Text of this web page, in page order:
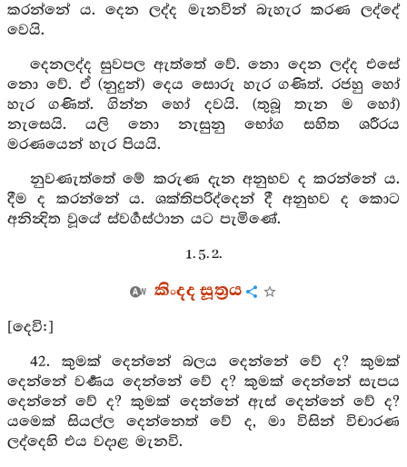
කරන්නේ ය. දෙන ලද්ද මැනවින් බැහැර කරණ ලද්දේ
වෙයි.
දෙනලද්ද සුවපල ඇත්තේ වේ. නො දෙන ලද්ද එසේ
නො වේ. ඒ (නුදුන්) දෙය සොරු හැර ගණිත්. රජහු හෝ
හැර ගණිත්. ගින්න හෝ දවයි. (තුබූ තැන ම හෝ)
නැසෙයි. යලි නො නැසුනු භෝග සහිත ශරීරය
මරණයෙන් හැර පියයි.
නුවණැත්තේ මේ කරුණ දැන අනුභව ද කරන්නේ ය.
දීම ද කරන්නේ ය. ශක්තිපරිද්දෙන් දී අනුභව ද කොට
අනින්‍දිත වූයේ ස්වර්‍ගස්ථාන යට පැමිණේ.
1. 5. 2.
කිංදද සූත්‍රය
[දෙවි:]
42. කුමක් දෙන්නේ බලය දෙන්නේ වේ ද? කුමක්
දෙන්නේ වර්‍ණය දෙන්නේ වේ ද? කුමක් දෙන්නේ සැපය
දෙන්නේ වේ ද? කුමක් දෙන්නේ ඇස් දෙන්නේ වේ ද?
යමෙක් සියල්ල දෙන්නෙත් වේ ද, මා විසින් විචාරණ
ලද්දෙහි එය වදාළ මැනවි.